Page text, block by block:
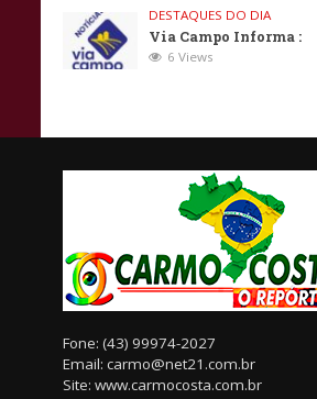
DESTAQUES DO DIA
Via Campo Informa :
6 Views
Fone: (43) 99974-2027
Email: carmo@net21.com.br
Site: www.carmocosta.com.br